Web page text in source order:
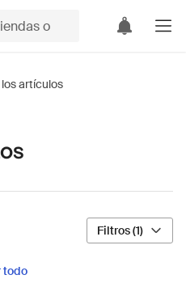
los artículos
Filtros (1)
todo